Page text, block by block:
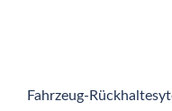
Fahrzeug-